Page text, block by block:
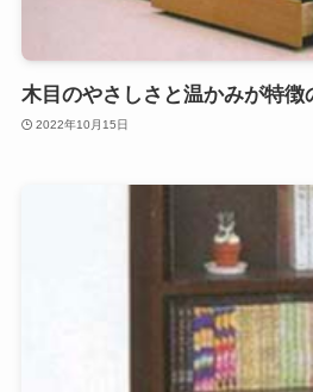
木目のやさしさと温かみが特徴
2022年10月15日